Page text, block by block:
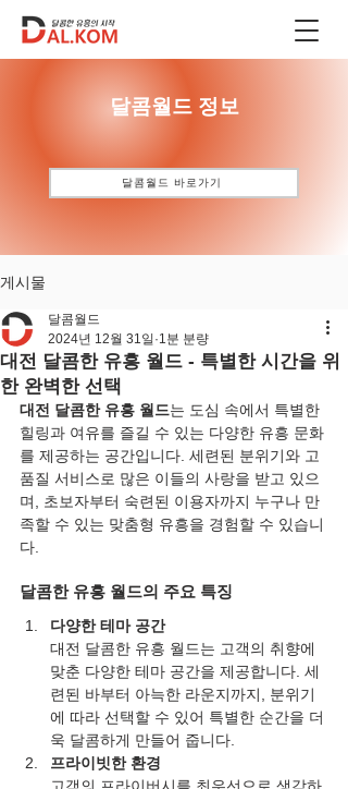
​달콤월드 정보
달콤월드 바로가기
게시물
대전 달콤한 유흥 월드 - 특별한 시간을 위
한 완벽한 선택
달콤월드
2024년 12월 31일 1분 분량
대전 달콤한 유흥 월드는 도심 속에서 특별한
힐링과 여유를 즐길 수 있는 다양한 유흥 문화
를 제공하는 공간입니다. 세련된 분위기와 고
품질 서비스로 많은 이들의 사랑을 받고 있으
며, 초보자부터 숙련된 이용자까지 누구나 만
족할 수 있는 맞춤형 유흥을 경험할 수 있습니
다.
달콤한 유흥 월드의 주요 특징
다양한 테마 공간
대전 달콤한 유흥 월드는 고객의 취향에
맞춘 다양한 테마 공간을 제공합니다. 세
련된 바부터 아늑한 라운지까지, 분위기
에 따라 선택할 수 있어 특별한 순간을 더
욱 달콤하게 만들어 줍니다.
프라이빗한 환경